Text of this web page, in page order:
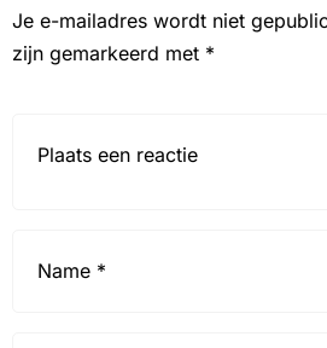
Je e-mailadres wordt niet
zijn gemarkeerd met *